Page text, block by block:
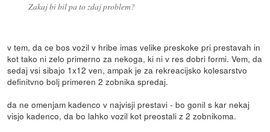
Zakaj bi bil pa to zdaj problem?
v tem, da ce bos vozil v hribe imas velike preskoke pri prestavah in
kot tako ni zelo primerno za nekoga, ki ni v res dobri formi. Vem, da
sedaj vsi sibajo 1x12 ven, ampak je za rekreacijsko kolesarstvo
definitvno bolj primeren 2 zobnika spredaj.
da ne omenjam kadenco v najvisji prestavi - bo gonil s kar nekaj
visjo kadenco, da bo lahko vozil kot preostali z 2 zobnikoma.